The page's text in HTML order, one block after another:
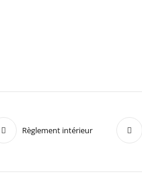
Règlement intérieur